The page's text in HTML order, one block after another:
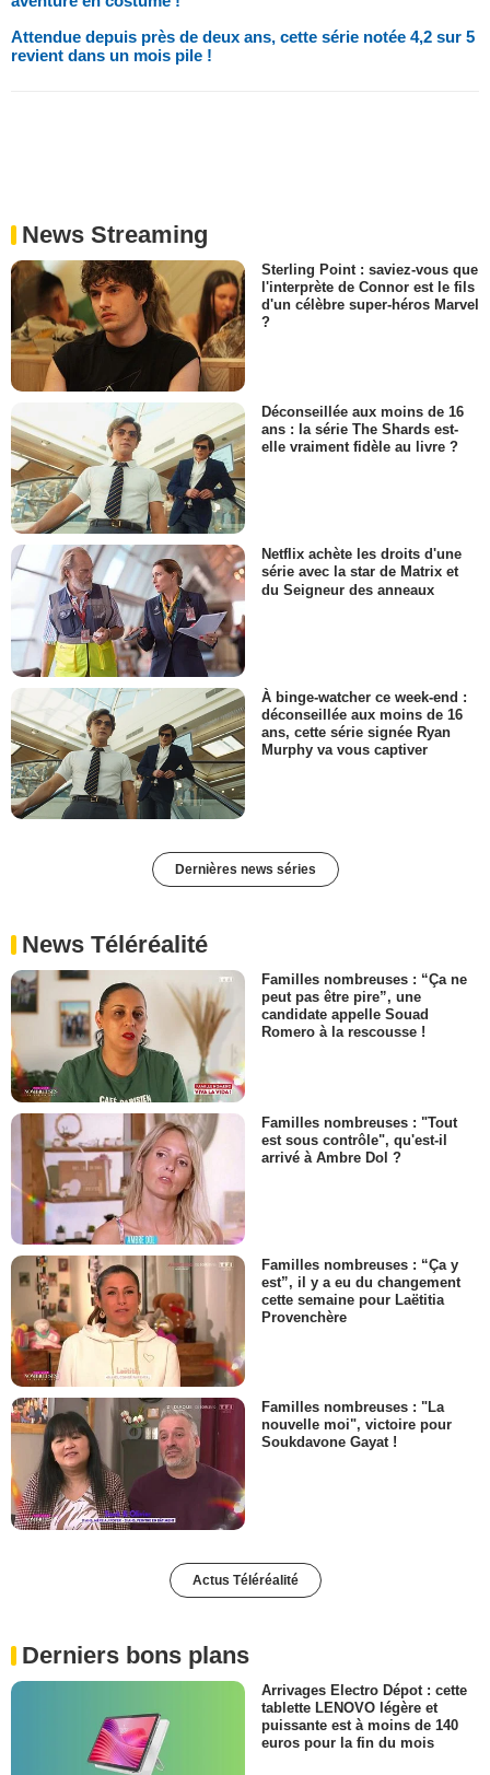
Attendue depuis près de deux ans, cette série notée 4,2 sur 5
revient dans un mois pile !
News Streaming
Sterling Point : saviez-vous que
l'interprète de Connor est le fils
d'un célèbre super-héros Marvel
?
Déconseillée aux moins de 16
ans : la série The Shards est-
elle vraiment fidèle au livre ?
Netflix achète les droits d'une
série avec la star de Matrix et
du Seigneur des anneaux
À binge-watcher ce week-end :
déconseillée aux moins de 16
ans, cette série signée Ryan
Murphy va vous captiver
Dernières news séries
News Téléréalité
Familles nombreuses : “Ça ne
peut pas être pire”, une
candidate appelle Souad
Romero à la rescousse !
Familles nombreuses : "Tout
est sous contrôle", qu'est-il
arrivé à Ambre Dol ?
Familles nombreuses : “Ça y
est”, il y a eu du changement
cette semaine pour Laëtitia
Provenchère
Familles nombreuses : "La
nouvelle moi", victoire pour
Soukdavone Gayat !
Actus Téléréalité
Derniers bons plans
Arrivages Electro Dépot : cette
tablette LENOVO légère et
puissante est à moins de 140
euros pour la fin du mois